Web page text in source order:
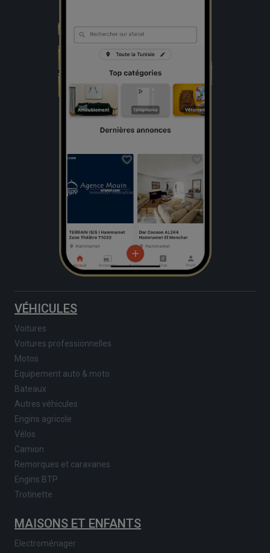
VÉHICULES
Voitures
Voitures professionnelles
Motos
Equipement auto & moto
Bateaux
Autres véhicules
Engins agricole
Vélos
Camion
Remorques et caravanes
Engins BTP
Trotinette
MAISONS ET ENFANTS
Electroménager